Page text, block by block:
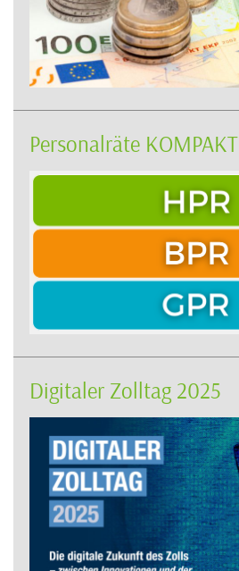
Personalräte KOMPAKT
Digitaler Zolltag 2025